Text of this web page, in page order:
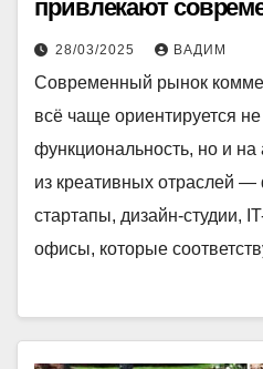
привлекают
28/03/2025 ВАДИМ
Современный рынок
всё чаще ориентируется не
функциональность, но и
из креативных отраслей —
стартапы, дизайн-студии,
офисы, которые